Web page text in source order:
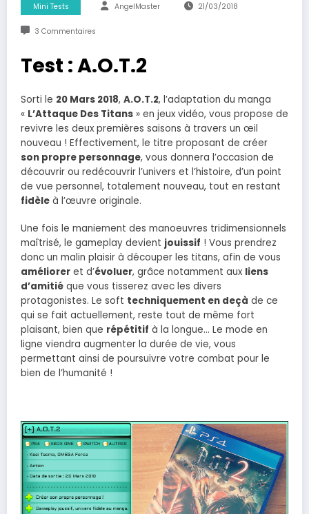
Mini Tests AngelMaster 21/03/2018
3 Commentaires
Test : A.O.T.2
Sorti le 20 Mars 2018, A.O.T.2, l’adaptation du manga
« L’Attaque Des Titans » en jeux vidéo, vous propose de
revivre les deux premières saisons à travers un œil
nouveau ! Effectivement, le titre proposant de créer
son propre personnage, vous donnera l’occasion de
découvrir ou redécouvrir l’univers et l’histoire, d’un point
de vue personnel, totalement nouveau, tout en restant
fidèle à l’œuvre originale.
Une fois le maniement des manoeuvres tridimensionnels
maîtrisé, le gameplay devient jouissif ! Vous prendrez
donc un malin plaisir à découper les titans, afin de vous
améliorer et d’évoluer, grâce notamment aux liens
d’amitié que vous tisserez avec les divers
protagonistes. Le soft techniquement en deçà de ce
qui se fait actuellement, reste tout de même fort
plaisant, bien que répétitif à la longue… Le mode en
ligne viendra augmenter la durée de vie, vous
permettant ainsi de poursuivre votre combat pour le
bien de l’humanité !